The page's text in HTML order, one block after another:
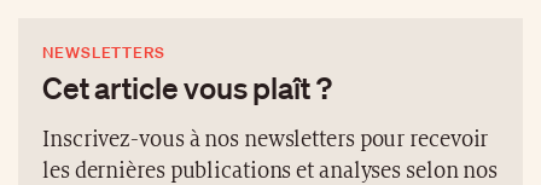
NEWSLETTERS
Cet article vous plaît ?
Inscrivez-vous à nos newsletters pour recevoir
les dernières publications et analyses selon nos